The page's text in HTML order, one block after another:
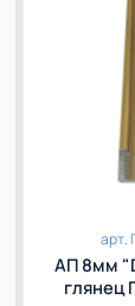
арт.
АП 8мм "DO-1" 2,7м Золото
глянец